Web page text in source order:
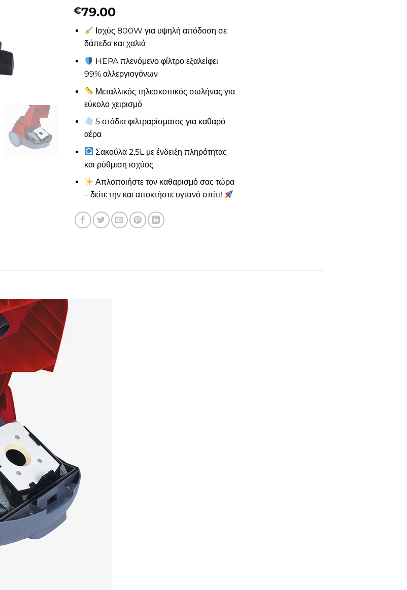
€79.00
Ισχύς 800W για υψηλή απόδοση σε
δάπεδα και χαλιά
HEPA πλενόμενο φίλτρο εξαλείφει
99% αλλεργιογόνων
Μεταλλικός τηλεσκοπικός σωλήνας για
εύκολο χειρισμό
5 στάδια φιλτραρίσματος για καθαρό
αέρα
Σακούλα 2,5L με ένδειξη πληρότητας
και ρύθμιση ισχύος
Απλοποιήστε τον καθαρισμό σας τώρα
– δείτε την και αποκτήστε υγιεινό σπίτι!